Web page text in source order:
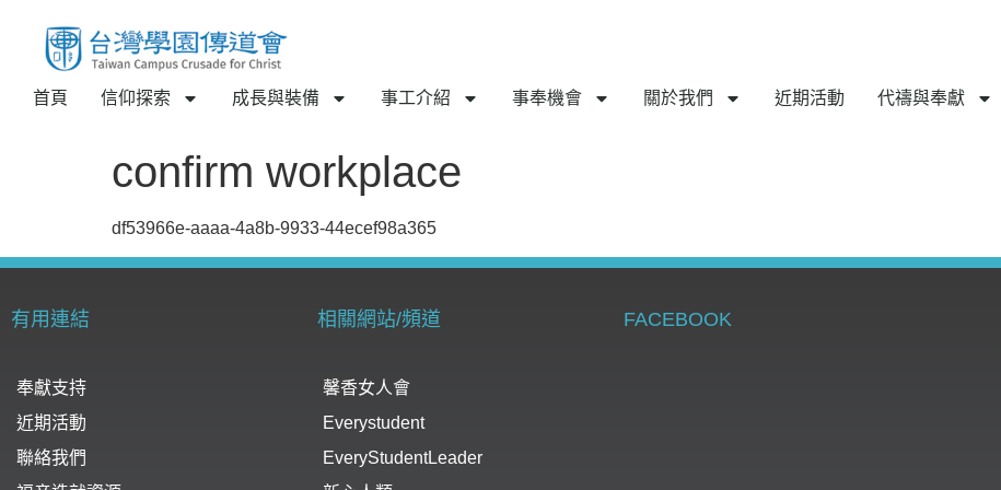
首頁 信仰探索 成長與裝備 事工介紹 事奉機會 關於我們 近期活動 代禱與奉獻
confirm workplace
df53966e-aaaa-4a8b-9933-44ecef98a365
有用連結 相關網站/頻道 FACEBOOK
奉獻支持
近期活動
聯絡我們
馨香女人會
Everystudent
EveryStudentLeader